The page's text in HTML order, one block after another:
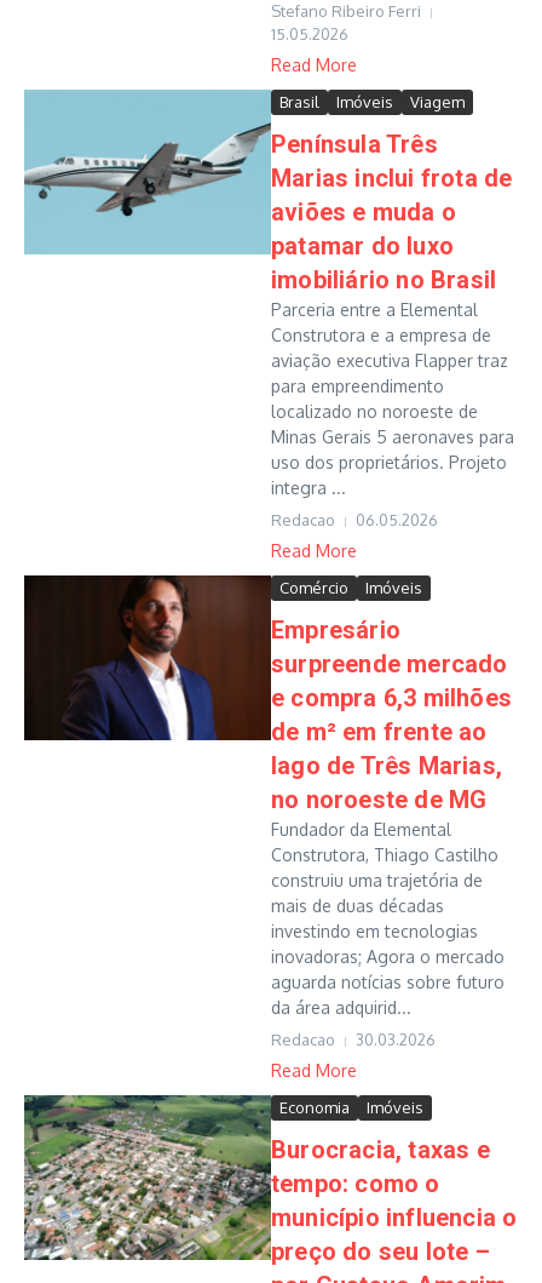
Stefano Ribeiro Ferri
15.05.2026
Read More
Brasil Imóveis Viagem
Península Três
Marias inclui frota de
aviões e muda o
patamar do luxo
imobiliário no Brasil
Parceria entre a Elemental
Construtora e a empresa de
aviação executiva Flapper traz
para empreendimento
localizado no noroeste de
Minas Gerais 5 aeronaves para
uso dos proprietários. Projeto
integra ...
Redacao 06.05.2026
Read More
Comércio Imóveis
Empresário
surpreende mercado
e compra 6,3 milhões
de m² em frente ao
lago de Três Marias,
no noroeste de MG
Fundador da Elemental
Construtora, Thiago Castilho
construiu uma trajetória de
mais de duas décadas
investindo em tecnologias
inovadoras; Agora o mercado
aguarda notícias sobre futuro
da área adquirid...
Redacao 30.03.2026
Read More
Economia Imóveis
Burocracia, taxas e
tempo: como o
município influencia o
preço do seu lote –